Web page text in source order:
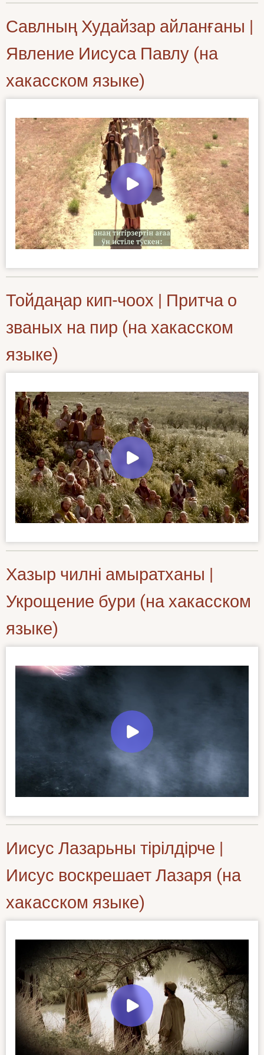
Савлның Худайзар айланғаны |
Явление Иисуса Павлу (на
хакасском языке)
Тойдаңар кип-чоох | Притча о
званых на пир (на хакасском
языке)
Хазыр чилні амыратханы |
Укрощение бури (на хакасском
языке)
Иисус Лазарьны тірілдірче |
Иисус воскрешает Лазаря (на
хакасском языке)